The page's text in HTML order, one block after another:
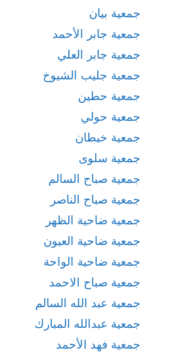
جمعية بيان
جمعية جابر الأحمد
جمعية جابر العلي
جمعية جليب الشيوخ
جمعية حطين
جمعية حولي
جمعية خيطان
جمعية سلوى
جمعية صباح السالم
جمعية صباح الناصر
جمعية ضاحية الظهر
جمعية ضاحية العيون
جمعية ضاحية الواحة
جمعية صباح الاحمد
جمعية عبد الله السالم
جمعية عبدالله المبارك
جمعية فهد الأحمد